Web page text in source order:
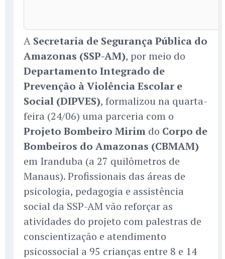
A Secretaria de Segurança Pública do
Amazonas (SSP-AM), por meio do
Departamento Integrado de
Prevenção à Violência Escolar e
Social (DIPVES), formalizou na quarta-
feira (24/06) uma parceria com o
Projeto Bombeiro Mirim do Corpo de
Bombeiros do Amazonas (CBMAM)
em Iranduba (a 27 quilômetros de
Manaus). Profissionais das áreas de
psicologia, pedagogia e assistência
social da SSP-AM vão reforçar as
atividades do projeto com palestras de
conscientização e atendimento
psicossocial a 95 crianças entre 8 e 14